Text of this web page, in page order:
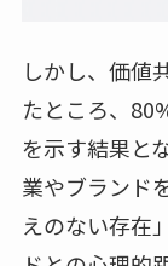
しかし、価値
たところ、
を示す結果と
業やブランド
えのない存在